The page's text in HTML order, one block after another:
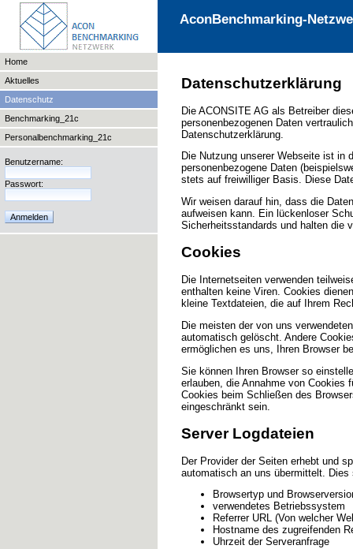
AconBenchmarking-
Home
Aktuelles
Datenschutz
Benchmarking_21c
Personalbenchmarking_21c
Benutzername:
Passwort:
Datenschutzerklärung
Die ACONSITE AG als Betreiber
personenbezogenen Daten
Datenschutzerklärung.
Die Nutzung unserer Webseite ist in
personenbezogene Daten
stets auf freiwilliger Basis. Diese
Wir weisen darauf hin, dass die
aufweisen kann. Ein lückenloser
Sicherheitsstandards und halten die
Cookies
Die Internetseiten verwenden
enthalten keine Viren. Cookies
kleine Textdateien, die auf Ihrem
Die meisten der von uns
automatisch gelöscht. Andere
ermöglichen es uns, Ihren Browser
Sie können Ihren Browser so
erlauben, die Annahme von Cookies
Cookies beim Schließen des
eingeschränkt sein.
Server Logdateien
Der Provider der Seiten erhebt und
automatisch an uns übermittelt. Dies
Browsertyp und
verwendetes Betriebssystem
Referrer URL (Von welcher
Hostname des zugreifenden
Uhrzeit der Serveranfrage